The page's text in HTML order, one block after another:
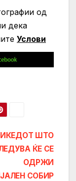
од
дека
Услови
ШТО
ЌЕ СЕ
ОДРЖИ
СОБИР